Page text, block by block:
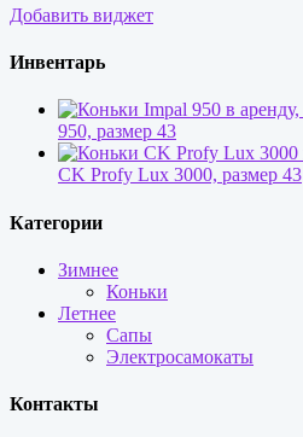
Добавить виджет
Инвентарь
950, размер 43
CK Profy Lux 3000, размер 43
Категории
Зимнее
Коньки
Летнее
Сапы
Электросамокаты
Контакты